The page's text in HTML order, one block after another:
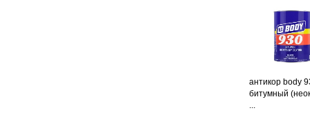
антикор body
битумный
...